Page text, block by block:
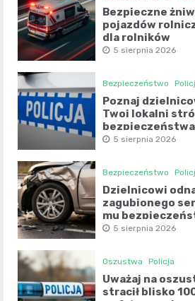
Bezpieczne
pojazdów
dla rolników
5 sierpnia 2026
Bezpieczeństwo
Poznaj
Twoi lokalni
5 sierpnia 2026
Bezpieczeństwo
Dzielnicowi
zagubionego
mu
5 sierpnia 2026
Oszustwa Policja
Uważaj na
stracił blisko